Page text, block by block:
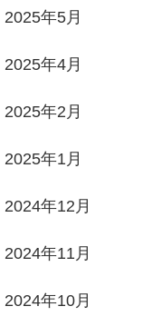
2025年5月
2025年4月
2025年2月
2025年1月
2024年12月
2024年11月
2024年10月